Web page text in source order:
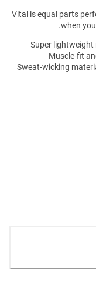
Vital is equal parts
when
Super lightweight
Muscle-fit
Sweat-wicking